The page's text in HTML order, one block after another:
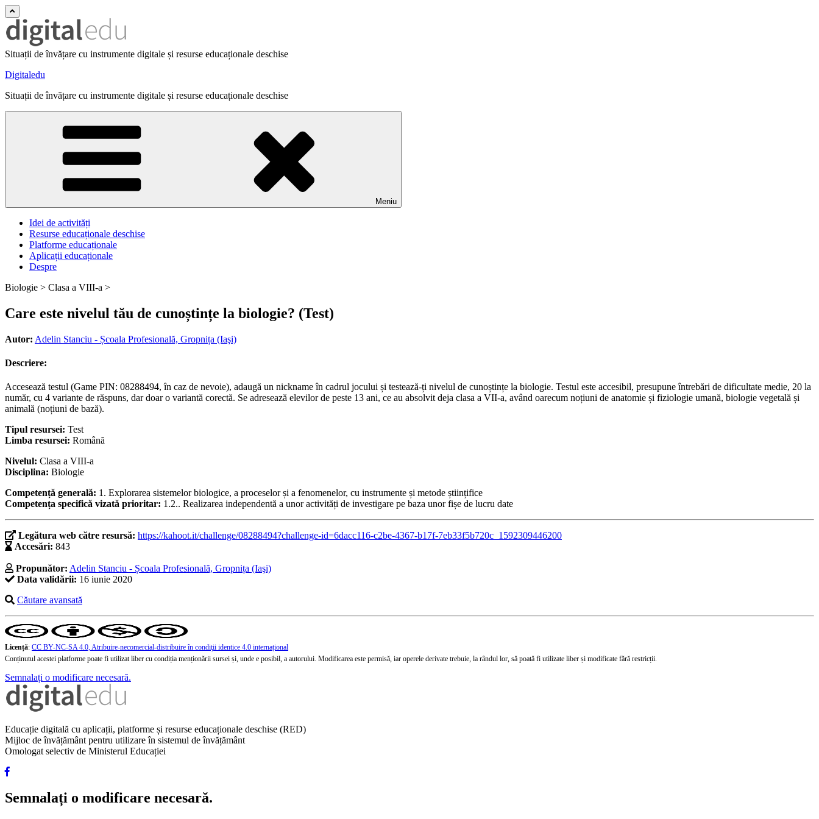
Situații de învățare cu instrumente digitale și resurse educaționale deschise
Digitaledu
Situații de învățare cu instrumente digitale și resurse educaționale deschise
Meniu
Idei de activități
Resurse educaționale deschise
Platforme educaționale
Aplicații educaționale
Despre
Biologie > Clasa a VIII-a >
Care este nivelul tău de cunoștințe la biologie? (Test)
Autor: Adelin Stanciu - Școala Profesională, Gropnița (Iaşi)
Descriere:
Accesează testul (Game PIN: 08288494, în caz de nevoie), adaugă un nickname în cadrul jocului și testează-ți nivelul de cunoștințe la biologie. Testul este accesibil, presupune întrebări de dificultate medie, 20 la
număr, cu 4 variante de răspuns, dar doar o variantă corectă. Se adresează elevilor de peste 13 ani, ce au absolvit deja clasa a VII-a, având oarecum noțiuni de anatomie și fiziologie umană, biologie vegetală și
animală (noțiuni de bază).
Tipul resursei: Test
Limba resursei: Română
Nivelul: Clasa a VIII-a
Disciplina: Biologie
Competență generală: 1. Explorarea sistemelor biologice, a proceselor și a fenomenelor, cu instrumente și metode științifice
Competența specifică vizată prioritar: 1.2.. Realizarea independentă a unor activități de investigare pe baza unor fișe de lucru date
Legătura web către resursă: https://kahoot.it/challenge/08288494?challenge-id=6dacc116-c2be-4367-b17f-7eb33f5b720c_1592309446200
Accesări: 843
Propunător: Adelin Stanciu - Școala Profesională, Gropnița (Iaşi)
Data validării: 16 iunie 2020
Căutare avansată
Licență: CC BY-NC-SA 4.0, Atribuire-necomercial-distribuire în condiţii identice 4.0 internațional
Conținutul acestei platforme poate fi utilizat liber cu condiția menționării sursei și, unde e posibil, a autorului. Modificarea este permisă, iar operele derivate trebuie, la rândul lor, să poată fi utilizate liber și modificate fără restricții.
Semnalați o modificare necesară.
Educație digitală cu aplicații, platforme și resurse educaționale deschise (RED)
Mijloc de învățământ pentru utilizare în sistemul de învățământ
Omologat selectiv de Ministerul Educației
Semnalați o modificare necesară.